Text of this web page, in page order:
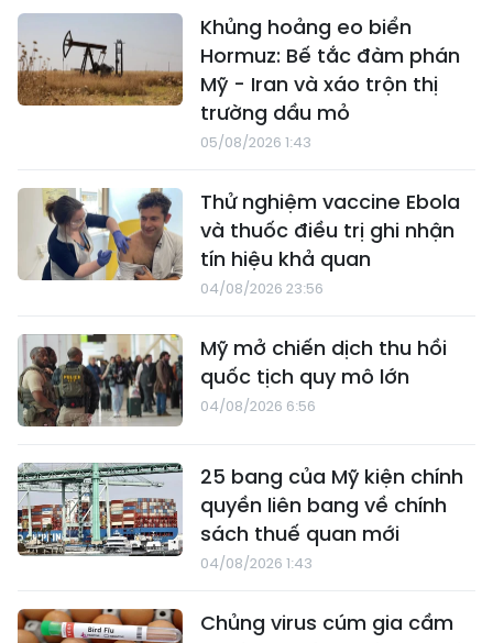
Khủng hoảng eo biển
Hormuz: Bế tắc đàm phán
Mỹ - Iran và xáo trộn thị
trường dầu mỏ
05/08/2026 1:43
Thử nghiệm vaccine Ebola
và thuốc điều trị ghi nhận
tín hiệu khả quan
04/08/2026 23:56
Mỹ mở chiến dịch thu hồi
quốc tịch quy mô lớn
04/08/2026 6:56
25 bang của Mỹ kiện chính
quyền liên bang về chính
sách thuế quan mới
04/08/2026 1:43
Chủng virus cúm gia cầm